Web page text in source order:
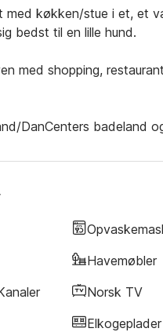
med køkken/stue i et, et
bedst til en lille hund.
med shopping,
DanCenters badeland
Havemøbler
Norsk TV
Elkogeplader